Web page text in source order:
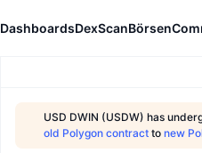
DashboardsDexScanBörsen
USD DWIN (USDW) has
old Polygon contract to new